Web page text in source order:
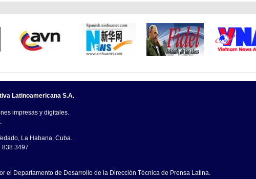
Latinoamericana S.A.
impresas y digitales.
La Habana, Cuba.
838 3497
el Departamento de Desarrollo de la Dirección Técnica de Prensa Latina.